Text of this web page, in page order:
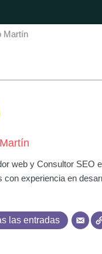
Martín
web y Consultor SEO
con experiencia en
las entradas